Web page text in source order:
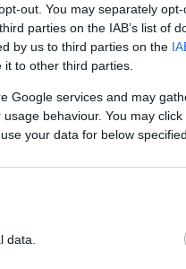
out. You may separately
parties on the IAB’s list of
by us to third parties on the
to other third parties.
Google services and may
behaviour. You may
your data for below
data.